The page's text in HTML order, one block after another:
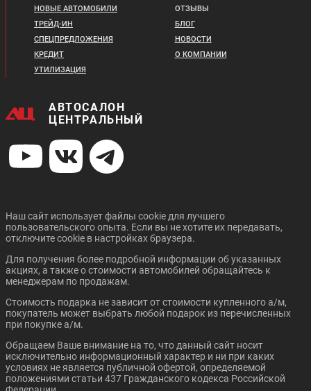
НОВЫЕ АВТОМОБИЛИ
ТРЕЙД-ИН
СПЕЦПРЕДЛОЖЕНИЯ
КРЕДИТ
УТИЛИЗАЦИЯ
ОТЗЫВЫ
БЛОГ
НОВОСТИ
О КОМПАНИИ
АВТОСАЛОН
ЦЕНТРАЛЬНЫЙ
Наш сайт использует файлы cookie для лучшего
пользовательского опыта. Если вы не хотите их передавать,
отключите cookie в настройках браузера.
Для получения более подробной информации об указанных
акциях, а также о стоимости автомобилей обращайтесь к
менеджерам по продажам.
Стоимость подарка не зависит от стоимости купленного а/м,
покупатель может выбрать любой подарок из перечисленных
при покупке а/м.
Обращаем Ваше внимание на то, что данный сайт носит
исключительно информационный характер и ни при каких
условиях не является публичной офертой, определяемой
положениями статьи 437 Гражданского кодекса Российской